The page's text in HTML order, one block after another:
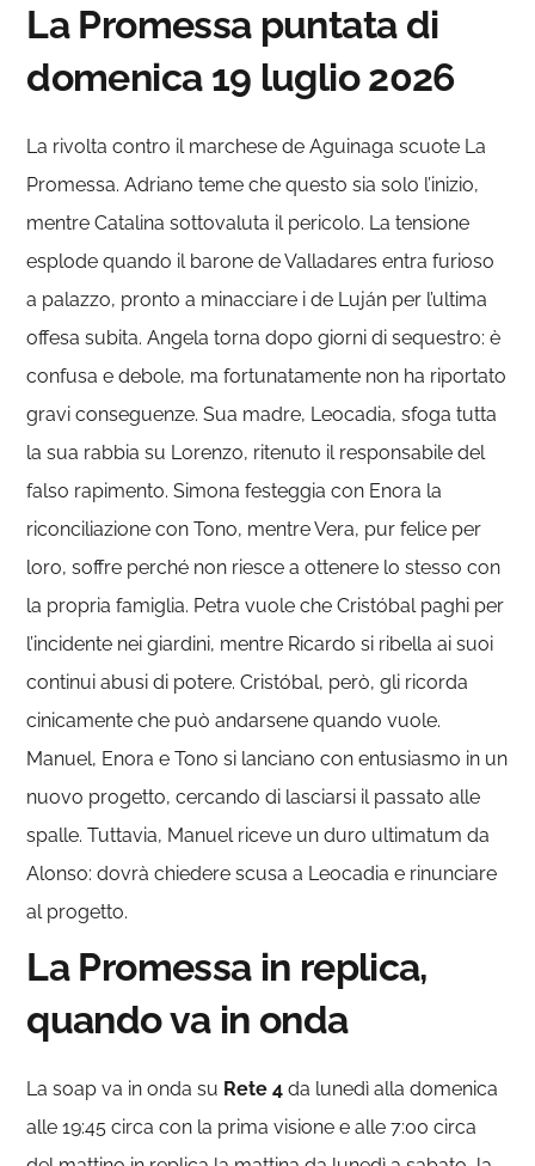
La Promessa puntata di
domenica 19 luglio 2026
La rivolta contro il marchese de Aguinaga scuote La
Promessa. Adriano teme che questo sia solo l’inizio,
mentre Catalina sottovaluta il pericolo. La tensione
esplode quando il barone de Valladares entra furioso
a palazzo, pronto a minacciare i de Luján per l’ultima
offesa subita. Angela torna dopo giorni di sequestro: è
confusa e debole, ma fortunatamente non ha riportato
gravi conseguenze. Sua madre, Leocadia, sfoga tutta
la sua rabbia su Lorenzo, ritenuto il responsabile del
falso rapimento. Simona festeggia con Enora la
riconciliazione con Tono, mentre Vera, pur felice per
loro, soffre perché non riesce a ottenere lo stesso con
la propria famiglia. Petra vuole che Cristóbal paghi per
l’incidente nei giardini, mentre Ricardo si ribella ai suoi
continui abusi di potere. Cristóbal, però, gli ricorda
cinicamente che può andarsene quando vuole.
Manuel, Enora e Tono si lanciano con entusiasmo in un
nuovo progetto, cercando di lasciarsi il passato alle
spalle. Tuttavia, Manuel riceve un duro ultimatum da
Alonso: dovrà chiedere scusa a Leocadia e rinunciare
al progetto.
La Promessa in replica,
quando va in onda
La soap va in onda su Rete 4da lunedì alla domenica
alle 19:45 circa con la prima visione e alle 7:00 circa